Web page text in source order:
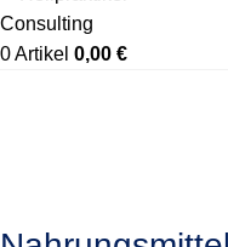
0Artikel 0,00 €